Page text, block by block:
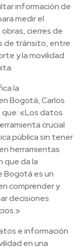
información de
medir el
cierres de
de tránsito, entre
y la movilidad
la
Bogotá, Carlos
que: «Los datos
crucial
pública sin tener
herramientas
que da la
Bogotá es un
comprender y
decisiones
e información
en una